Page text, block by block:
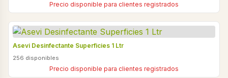
Precio disponible para clientes registrados
Asevi Desinfectante Superficies 1 Ltr
256 disponibles
Precio disponible para clientes registrados